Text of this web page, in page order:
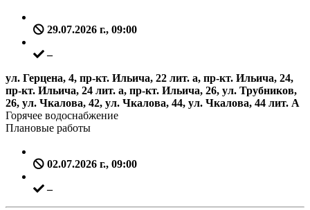
29.07.2026 г., 09:00
–
ул. Герцена, 4, пр-кт. Ильича, 22 лит. а, пр-кт. Ильича, 24,
пр-кт. Ильича, 24 лит. а, пр-кт. Ильича, 26, ул. Трубников,
26, ул. Чкалова, 42, ул. Чкалова, 44, ул. Чкалова, 44 лит. А
Горячее водоснабжение
Плановые работы
02.07.2026 г., 09:00
–